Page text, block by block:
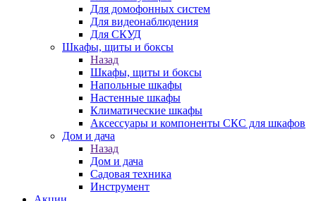
Для домофонных систем
Для видеонаблюдения
Для СКУД
Шкафы, щиты и боксы
Назад
Шкафы, щиты и боксы
Напольные шкафы
Настенные шкафы
Климатические шкафы
Аксессуары и компоненты СКС для шкафов
Дом и дача
Назад
Дом и дача
Садовая техника
Инструмент